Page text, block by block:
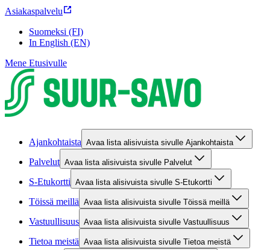
Asiakaspalvelu
Suomeksi (FI)
In English (EN)
Mene Etusivulle
Ajankohtaista Avaa lista alisivuista sivulle Ajankohtaista
Palvelut Avaa lista alisivuista sivulle Palvelut
S-Etukortti Avaa lista alisivuista sivulle S-Etukortti
Töissä meillä Avaa lista alisivuista sivulle Töissä meillä
Vastuullisuus Avaa lista alisivuista sivulle Vastuullisuus
Tietoa meistä Avaa lista alisivuista sivulle Tietoa meistä